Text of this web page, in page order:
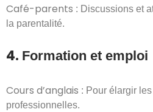
Café-parents : Discussions et
la parentalité.
4. Formation et emploi
Cours d’anglais : Pour élargir
professionnelles.